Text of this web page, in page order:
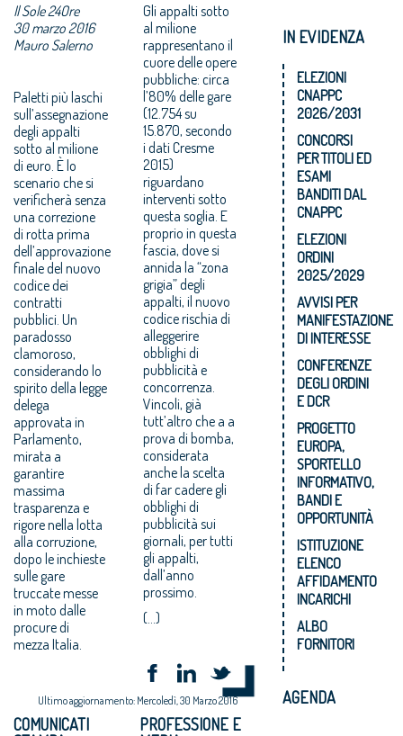
Il Sole 24Ore
30 marzo 2016
Mauro Salerno
Paletti più laschi
sull’assegnazione
degli appalti
sotto al milione
di euro. È lo
scenario che si
verificherà senza
una correzione
di rotta prima
dell’approvazione
finale del nuovo
codice dei
contratti
pubblici. Un
paradosso
clamoroso,
considerando lo
spirito della legge
delega
approvata in
Parlamento,
mirata a
garantire
massima
trasparenza e
rigore nella lotta
alla corruzione,
dopo le inchieste
sulle gare
truccate messe
in moto dalle
procure di
mezza Italia.
Gli appalti sotto
al milione
rappresentano il
cuore delle opere
pubbliche: circa
l’80% delle gare
(12.754 su
15.870, secondo
i dati Cresme
2015)
riguardano
interventi sotto
questa soglia. E
proprio in questa
fascia, dove si
annida la “zona
grigia” degli
appalti, il nuovo
codice rischia di
alleggerire
obblighi di
pubblicità e
concorrenza.
Vincoli, già
tutt’altro che a a
prova di bomba,
considerata
anche la scelta
di far cadere gli
obblighi di
pubblicità sui
giornali, per tutti
gli appalti,
dall’anno
prossimo.
(...)
Ultimo aggiornamento: Mercoledì, 30 Marzo 2016
COMUNICATI
PROFESSIONE E
IN EVIDENZA
ELEZIONI
CNAPPC
2026/2031
CONCORSI
PER TITOLI ED
ESAMI
BANDITI DAL
CNAPPC
ELEZIONI
ORDINI
2025/2029
AVVISI PER
MANIFESTAZIONE
DI INTERESSE
CONFERENZE
DEGLI ORDINI
E DCR
PROGETTO
EUROPA,
SPORTELLO
INFORMATIVO,
BANDI E
OPPORTUNITÀ
ISTITUZIONE
ELENCO
AFFIDAMENTO
INCARICHI
ALBO
FORNITORI
AGENDA